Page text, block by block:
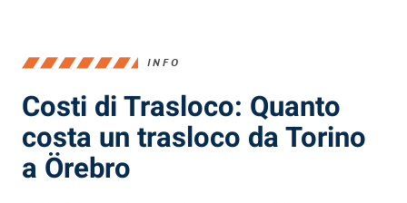
INFO
Costi di Trasloco: Quanto
costa un trasloco da Torino
a Örebro